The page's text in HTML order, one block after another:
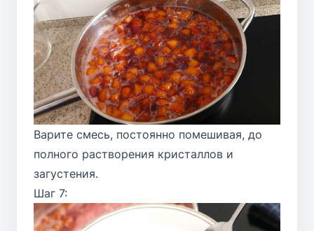
Варите смесь, постоянно помешивая, до
полного растворения кристаллов и
загустения.
Шаг 7: